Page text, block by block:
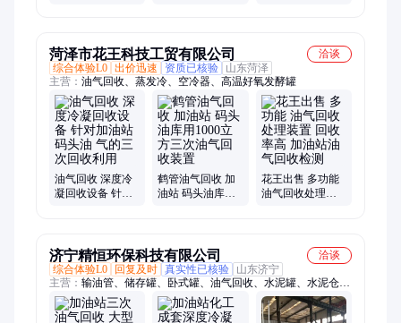
菏泽市花王科技工贸有限公司
洽谈
综合体验L0 出价迅速 资质已核验
山东菏泽
主营： 油气回收、蒸发冷、空冷器、高温好氧发酵罐
油气回收 深度冷
凝回收设备 针对
鹤管油气回收 加
油站 码头油库用
花王出售 多功能
油气回收处理装
济宁精恒环保科技有限公司
洽谈
综合体验L0
回复及时 真实性已核验
山东济宁
主营： 输油管、储存罐、卧式罐、油气回收、水泥罐、水泥仓、
搅拌罐、钢结构、大容积、双层罐、螺栓球、保温罐、加油站、
柴油罐、储油罐、集装箱、压缩罐、复合管、防爆罐、标准油、